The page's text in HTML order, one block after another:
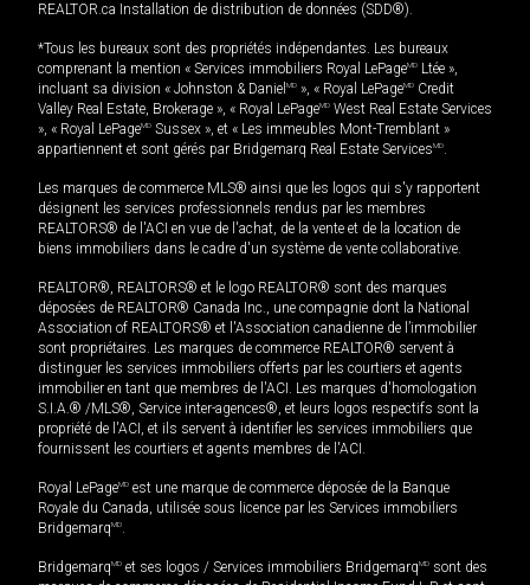
REALTOR.ca Installation de distribution de données (SDD®).
*Tous les bureaux sont des propriétés indépendantes. Les bureaux
comprenant la mention « Services immobiliers Royal LePageMD Ltée »,
incluant sa division « Johnston & Daniel MD », « Royal LePageMD Credit
Valley Real Estate, Brokerage », « Royal LePageMD West Real Estate Services
», « Royal LePageMD Sussex », et « Les immeubles Mont-Tremblant »
appartiennent et sont gérés par Bridgemarq Real Estate ServicesMD.
Les marques de commerce MLS® ainsi que les logos qui s'y rapportent
désignent les services professionnels rendus par les membres
REALTORS® de l'ACI en vue de l'achat, de la vente et de la location de
biens immobiliers dans le cadre d'un système de vente collaborative.
REALTOR®, REALTORS® et le logo REALTOR® sont des marques
déposées de REALTOR® Canada Inc., une compagnie dont la National
Association of REALTORS® et l'Association canadienne de l’immobilier
sont propriétaires. Les marques de commerce REALTOR® servent à
distinguer les services immobiliers offerts par les courtiers et agents
immobilier en tant que membres de l'ACI. Les marques d'homologation
S.I.A.® /MLS®, Service inter-agences®, et leurs logos respectifs sont la
propriété de l'ACI, et ils servent à identifier les services immobiliers que
fournissent les courtiers et agents membres de l'ACI.
Royal LePageMD est une marque de commerce déposée de la Banque
Royale du Canada, utilisée sous licence par les Services immobiliers
BridgemarqMD.
BridgemarqMD et ses logos / Services immobiliers BridgemarqMD sont des